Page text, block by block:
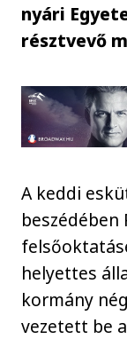
nyári
résztvevő
A keddi
beszédében
helyettes
kormány
vezetett be